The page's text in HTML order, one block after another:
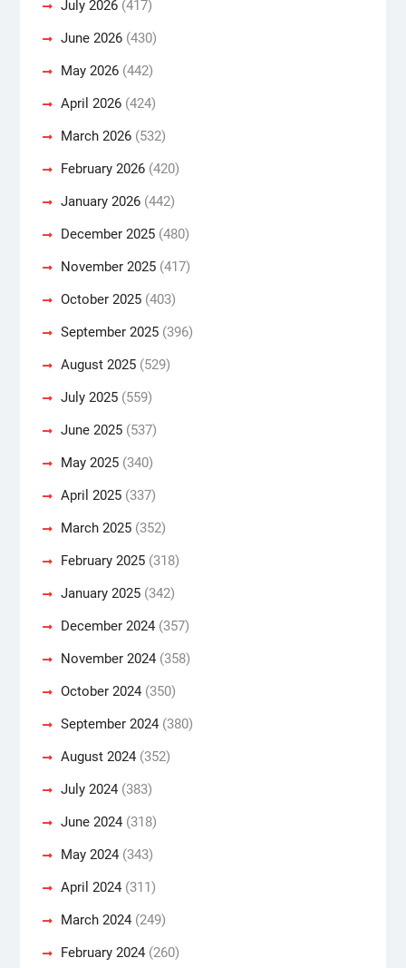
July 2026(417)
June 2026(430)
May 2026(442)
April 2026(424)
March 2026(532)
February 2026(420)
January 2026(442)
December 2025(480)
November 2025(417)
October 2025(403)
September 2025(396)
August 2025(529)
July 2025(559)
June 2025(537)
May 2025(340)
April 2025(337)
March 2025(352)
February 2025(318)
January 2025(342)
December 2024(357)
November 2024(358)
October 2024(350)
September 2024(380)
August 2024(352)
July 2024(383)
June 2024(318)
May 2024(343)
April 2024(311)
March 2024(249)
February 2024(260)